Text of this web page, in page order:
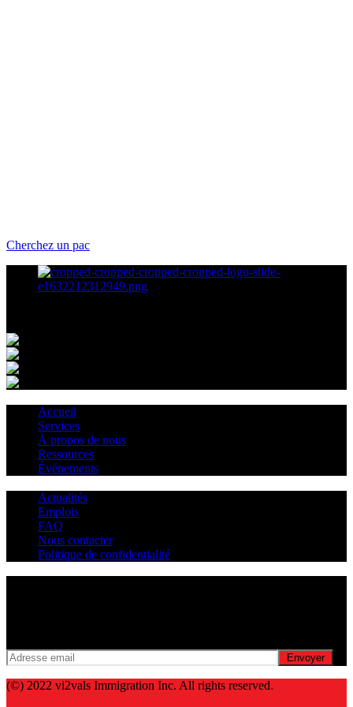
Cherchez un pac
Accueil
Services
À propos de nous
Ressources
Événements
Actualités
Emplois
FAQ
Nous contacter
Politique de confidentialité
Envoyer
(©) 2022 vi2vals Immigration Inc. All rights reserved.